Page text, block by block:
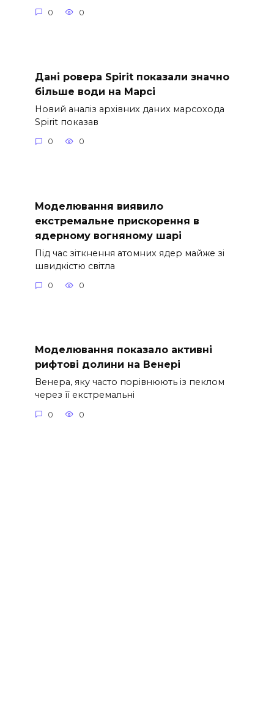
0 0
Дані ровера Spirit показали значно
більше води на Марсі
Новий аналіз архівних даних марсохода
Spirit показав
0 0
Моделювання виявило
екстремальне прискорення в
ядерному вогняному шарі
Під час зіткнення атомних ядер майже зі
швидкістю світла
0 0
Моделювання показало активні
рифтові долини на Венері
Венера, яку часто порівнюють із пеклом
через її екстремальні
0 0